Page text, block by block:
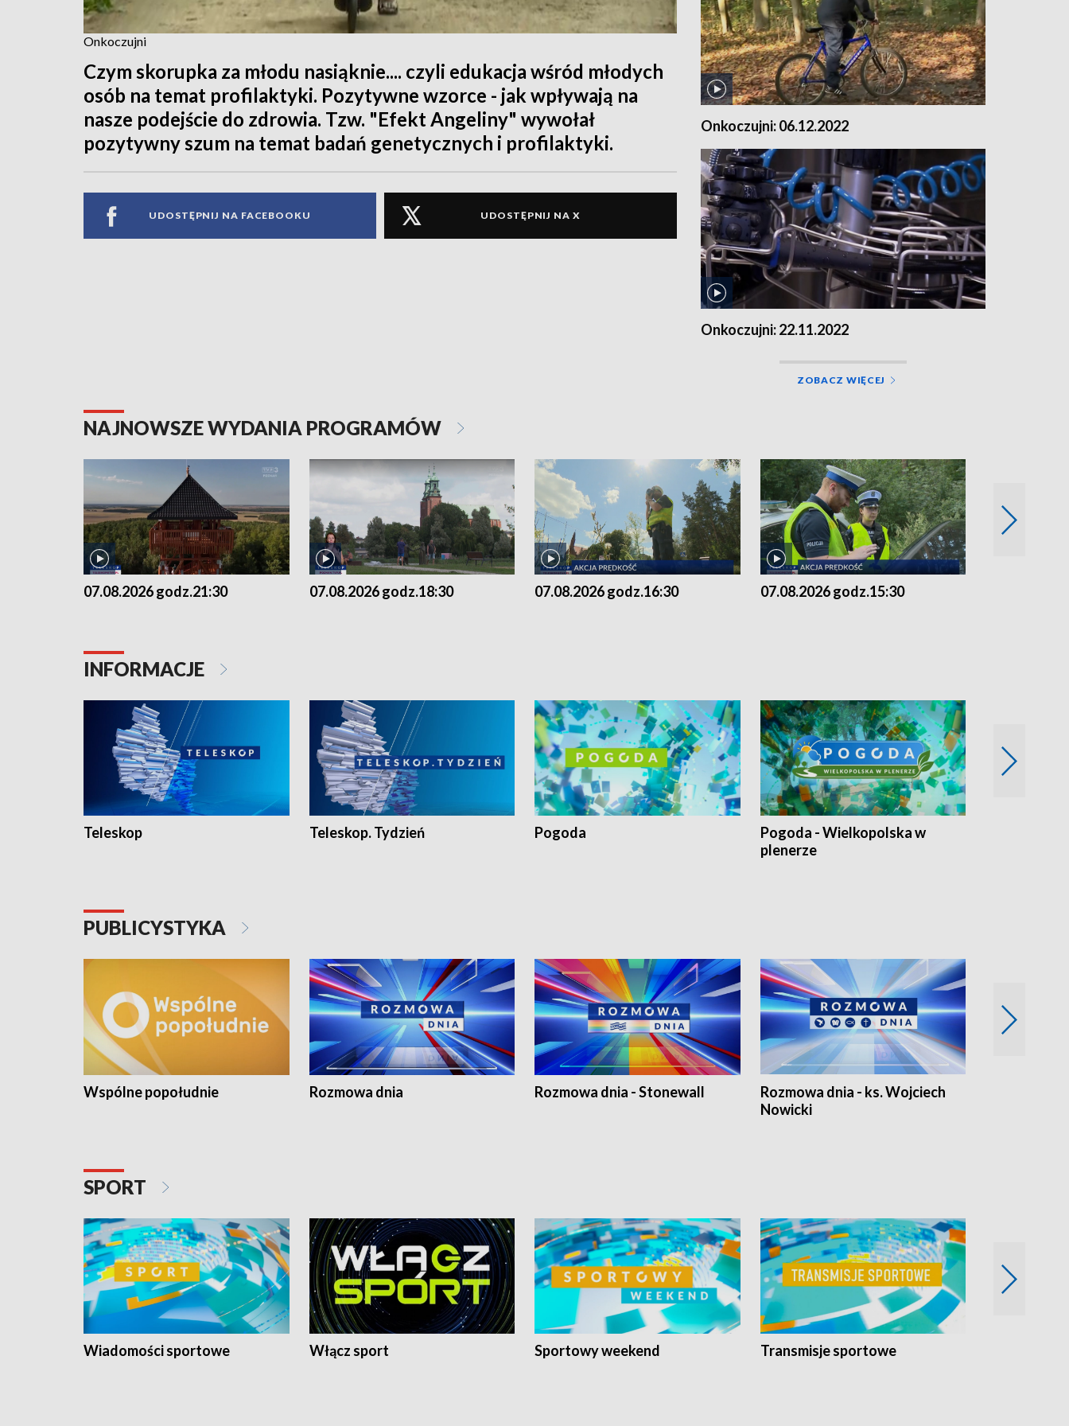
Onkoczujni
Czym skorupka za młodu nasiąknie.... czyli edukacja wśród młodych
osób na temat profilaktyki. Pozytywne wzorce - jak wpływają na
nasze podejście do zdrowia. Tzw. "Efekt Angeliny" wywołał
pozytywny szum na temat badań genetycznych i profilaktyki.
UDOSTĘPNIJ NA FACEBOOKU UDOSTĘPNIJ NA X
Onkoczujni: 06.12.2022
Onkoczujni: 22.11.2022
ZOBACZ WIĘCEJ
NAJNOWSZE WYDANIA PROGRAMÓW
07.08.2026 godz.21:30 07.08.2026 godz.18:30 07.08.2026 godz.16:30 07.08.2026 godz.15:30
INFORMACJE
Teleskop Teleskop. Tydzień Pogoda
Pogoda - Wielkopolska w
plenerze
PUBLICYSTYKA
Wspólne popołudnie Rozmowa dnia Rozmowa dnia - Stonewall
Rozmowa dnia - ks. Wojciech
Nowicki
SPORT
Wiadomości sportowe Włącz sport Sportowy weekend Transmisje sportowe